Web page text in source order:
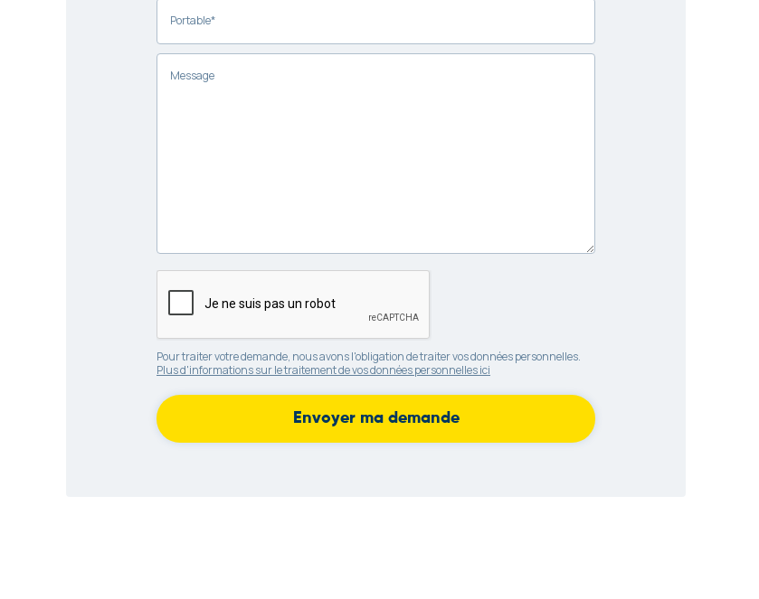
Portable*
Message
Pour traiter votre demande, nous avons l'obligation de traiter vos données personnelles.
Plus d'informations sur le traitement de vos données personnelles ici